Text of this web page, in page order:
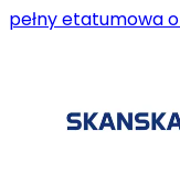
pełny etatumowa